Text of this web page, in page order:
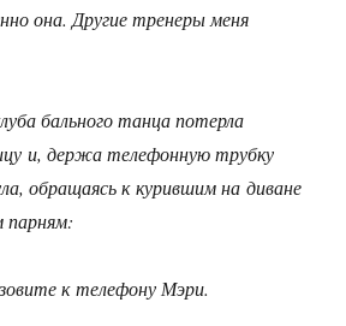
она. Другие тренеры меня
бального танца потерла
и, держа телефонную трубку
обращаясь к курившим на диване
к телефону Мэри.